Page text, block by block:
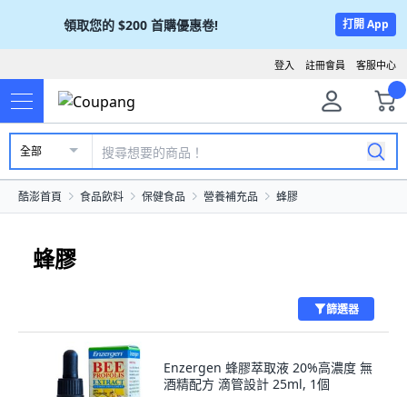
領取您的 $200 首購優惠卷! 打開 App
客服中心
註冊會員
登入
全部
酷澎首頁 食品飲料 保健食品 營養補充品 蜂膠
蜂膠
篩選器
Enzergen 蜂膠萃取液 20%高濃度 無
酒精配方 滴管設計 25ml, 1個